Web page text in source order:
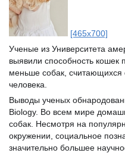
[465x700]
Ученые из Университета
выявили способность кошек
меньше собак,
человека.
Выводы ученых
Biology. Во всем мире
собак. Несмотря на
окружении, социальное
значительно большее